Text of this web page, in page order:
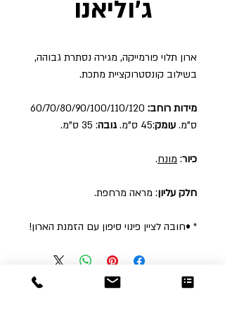
ג'וליאנו
ארון תלוי פורמייקה, מגירה נסתרת גבוהה,
בשילוב קונסטרוקציית מתכת.
מידות רוחב: 60/70/80/90/100/110/120
ס"מ. עומק:45 ס"מ. גובה: 35 ס"מ.
כיור: מונח.
חלק עליון: מראה מרחפת.
* •חובה לציין פינוי סיפון עם הזמנת הארון!